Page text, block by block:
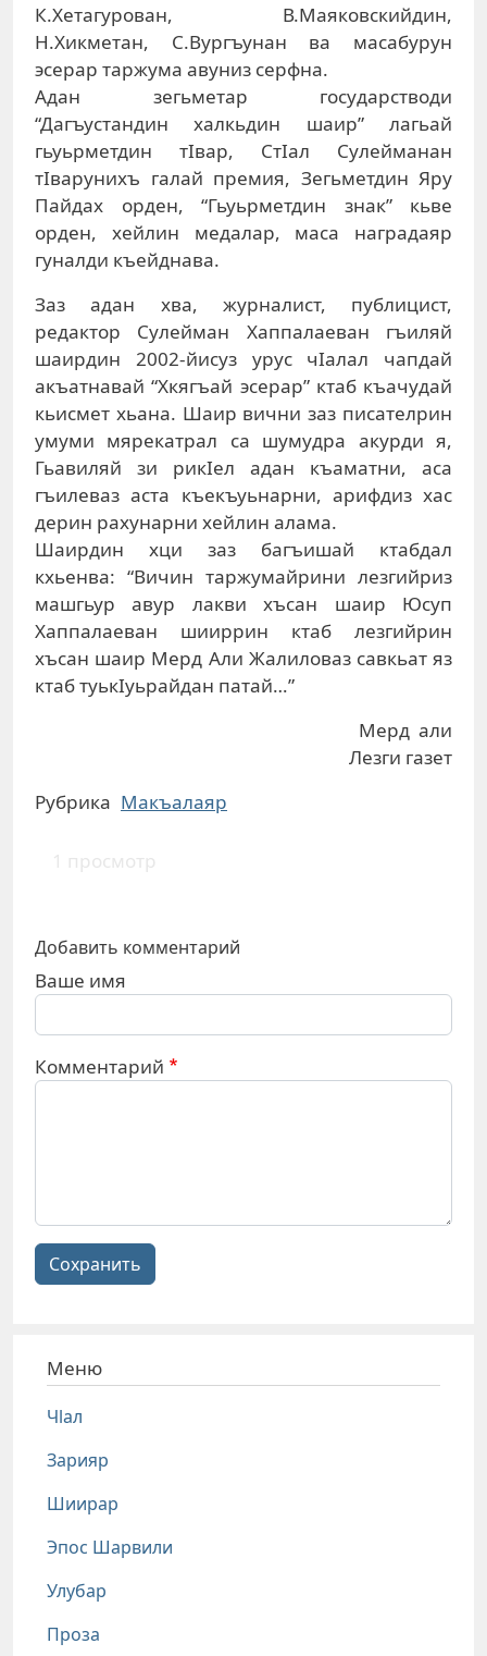
К.Хетагурован, В.Маяковскийдин,
Н.Хикметан, С.Вургъунан ва масабурун
эсерар таржума авуниз серфна.
Адан зегьметар государстводи
“Дагъустандин халкьдин шаир” лагьай
гьуьрметдин тIвар, СтIал Сулейманан
тIварунихъ галай премия, Зегьметдин Яру
Пайдах орден, “Гьуьрметдин знак” кьве
орден, хейлин медалар, маса наградаяр
гуналди къейднава.
Заз адан хва, журналист, публицист,
редактор Сулейман Хаппалаеван гъиляй
шаирдин 2002-йисуз урус чIалал чапдай
акъатнавай “Хкягъай эсерар” ктаб къачудай
кьисмет хьана. Шаир вични заз писателрин
умуми мярекатрал са шумудра акурди я,
Гьавиляй зи рикIел адан къаматни, аса
гъилеваз аста къекъуьнарни, арифдиз хас
дерин рахунарни хейлин алама.
Шаирдин хци заз багъишай ктабдал
кхьенва: “Вичин таржумайрини лезгийриз
машгьур авур лакви хъсан шаир Юсуп
Хаппалаеван шииррин ктаб лезгийрин
хъсан шаир Мерд Али Жалиловаз савкьат яз
ктаб туькIуьрайдан патай…”
Мерд али
Лезги газет
Рубрика Макъалаяр
1 просмотр
Добавить комментарий
Ваше имя
Комментарий
Сохранить
Меню
Чlал
Зарияр
Шиирар
Эпос Шарвили
Улубар
Проза